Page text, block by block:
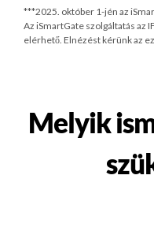
***2025. október 1-jén az
Az iSmartGate szolgáltatás az
elérhető. Elnézést kérünk az
Melyik